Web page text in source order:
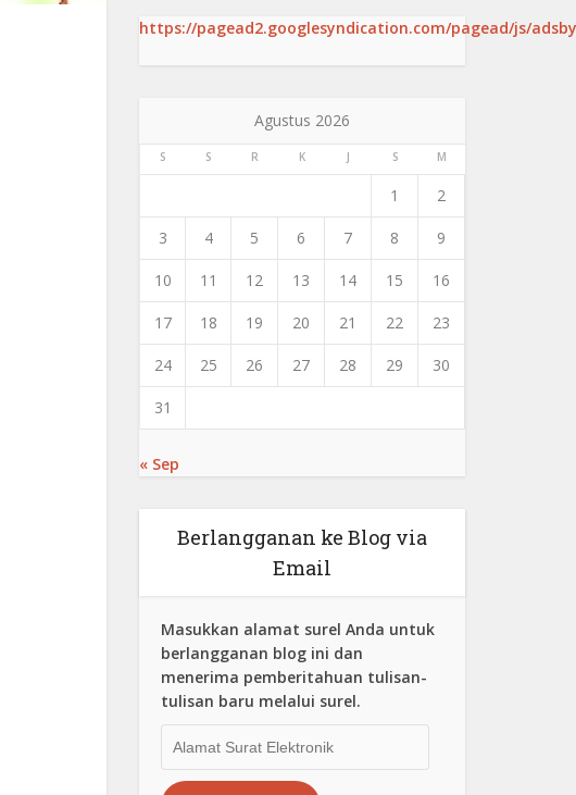
https://pagead2.googlesyndication.com/pagead/js/
Agustus 2026
S S R K J S M
1 2
3 4 5 6 7 8 9
10 11 12 13 14 15 16
17 18 19 20 21 22 23
24 25 26 27 28 29 30
31
« Sep
Berlangganan ke Blog via
Email
Masukkan alamat surel Anda untuk
berlangganan blog ini dan
menerima pemberitahuan tulisan-
tulisan baru melalui surel.
Surat
Elektronik